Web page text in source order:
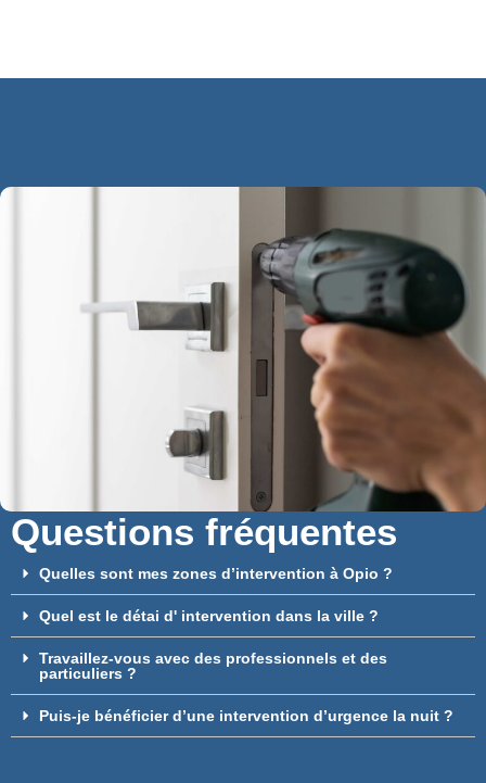
Questions fréquentes
Quelles sont mes zones d’intervention à Opio ?
Quel est le détai d' intervention dans la ville ?
Travaillez-vous avec des professionnels et des
particuliers ?
Puis-je bénéficier d’une intervention d’urgence la nuit ?